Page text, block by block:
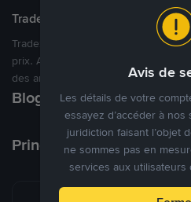
Tradez à des prix avantageux
Tradez des cryptos en étant libres
prix. Achetez ou vendez à partir
des annonces commerciales pour
Blog P2P
Principaux modes de
Avis de
Les détails de votre
essayez d’accéder à
juridiction faisant l’objet
ne sommes pas en
services aux